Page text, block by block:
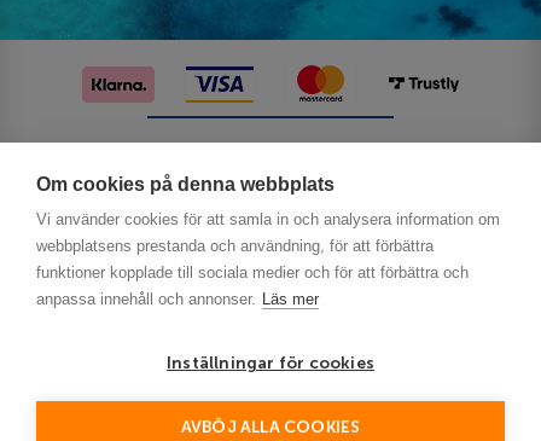
Om cookies på denna webbplats
Vi använder cookies för att samla in och analysera information om
webbplatsens prestanda och användning, för att förbättra
funktioner kopplade till sociala medier och för att förbättra och
anpassa innehåll och annonser. Läs mer
Inställningar för cookies
AVBÖJ ALLA COOKIES
This site is protected by reCAPTCHA and the Google